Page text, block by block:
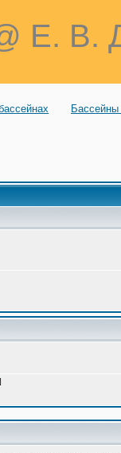
Е. В.
Бассейны
]